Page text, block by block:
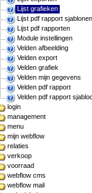
Lijst grafieken
Lijst pdf rapport sjablonen
Lijst pdf rapporten
Module instellingen
Velden afbeelding
Velden export
Velden grafiek
Velden mijn gegevens
Velden pdf rapport
Velden pdf rapport
login
management
menu
mijn webflow
relaties
verkoop
voorraad
webflow cms
webflow mail